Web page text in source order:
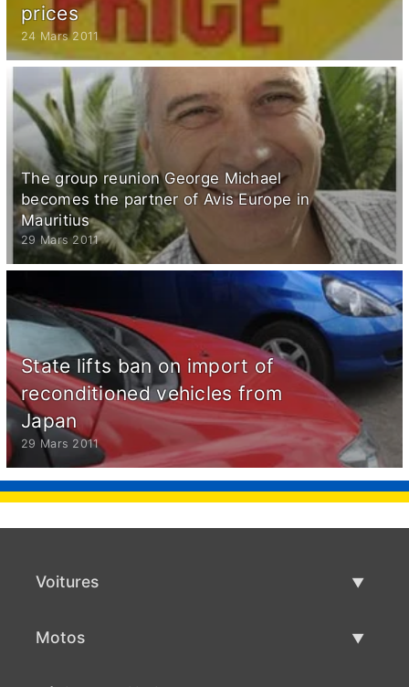
prices
24 Mars 2011
The group reunion George Michael
becomes the partner of Avis Europe in
Mauritius
29 Mars 2011
State lifts ban on import of
reconditioned vehicles from
Japan
29 Mars 2011
Voitures
Motos